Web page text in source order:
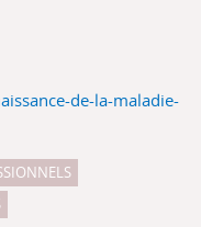
de-la-maladie-